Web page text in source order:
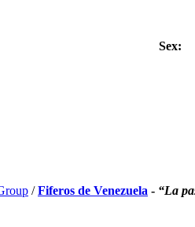
Sex:
/Fiferos de Venezuela - “La